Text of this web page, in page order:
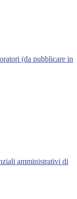
(da pubblicare in
amministrativi di